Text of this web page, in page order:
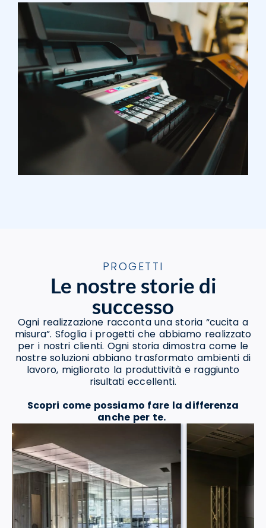
PROGETTI
Le nostre storie di
successo
Ogni realizzazione racconta una storia “cucita a
misura”. Sfoglia i progetti che abbiamo realizzato
per i nostri clienti. Ogni storia dimostra come le
nostre soluzioni abbiano trasformato ambienti di
lavoro, migliorato la produttività e raggiunto
risultati eccellenti.
Scopri come possiamo fare la differenza
anche per te.